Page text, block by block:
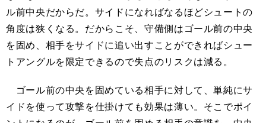
ル前中央だからだ。サイドになればなるほどシュートの
角度は狭くなる。だからこそ、守備側はゴール前の中央
を固め、相手をサイドに追い出すことができればシュー
トアングルを限定できるので失点のリスクは減る。
ゴール前の中央を固めている相手に対して、単純にサ
イドを使って攻撃を仕掛けても効果は薄い。そこでポイ